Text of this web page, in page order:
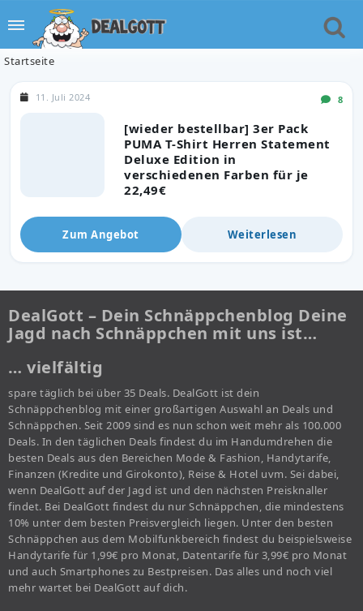
Startseite
[wieder bestellbar] 3er Pack
PUMA T-Shirt Herren Statement
Deluxe Edition in
verschiedenen Farben für je
22,49€
11. Juli 2024 8
Zum Angebot Weiterlesen
DealGott – Dein Schnäppchenblog Deine
Jagd nach Schnäppchen mit uns ist…
… vielfältig
spare täglich bei über 35 Deals. DealGott ist dein
Schnäppchenblog mit einer großartigen Auswahl an Deals und
Schnäppchen. Seit 2009 sind es nun schon weit mehr als 100.000
Deals. In den täglichen Deals findest du im Handumdrehen die
besten Deals aus den Bereichen Mode & Fashion, Handytarife,
Finanzen (Kredite und Girokonto), Reise & Hotel uvm. Sei dabei,
wenn DealGott auf der Jagd ist und den nächsten Preisknaller
findet. Bei DealGott findest du nur Schnäppchen, die mindestens
10% unter dem besten Preisvergleich liegen. Unter den besten
Schnäppchen aus dem Mobilfunkbereich findest du beispielsweise
Handytarife für 1,99€ pro Monat, Datentarife für 3,99€ pro Monat
und auch Smartphones zu Bestpreisen. Das alles und noch viel
mehr wartet bei DealGott auf dich.